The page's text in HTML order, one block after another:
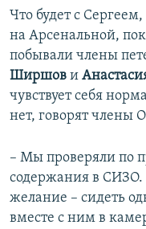
Что будет с
на Арсенальной,
побывали члены
Ширшов и
чувствует себя
нет, говорят члены
– Мы проверяли по
содержания в СИЗО.
желание – сидеть
вместе с ним в